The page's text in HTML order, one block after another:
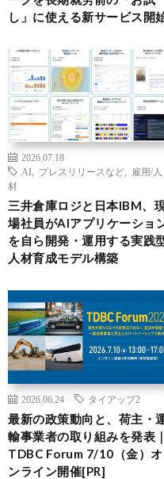
し」に使える新サービス開
2026.07.18
AI
プレスリリースなど
雇用/人
材
三井倉庫ロジと日本IBM、
場社員がAIアプリケーショ
を自ら開発・運用する実践
人材育成モデル構築
2026.06.24 タイアップ2
最新の政策動向と、荷主・
輸事業者の取り組みを発表｜
TDBC Forum 7/10（金）オ
ンライン開催[PR]